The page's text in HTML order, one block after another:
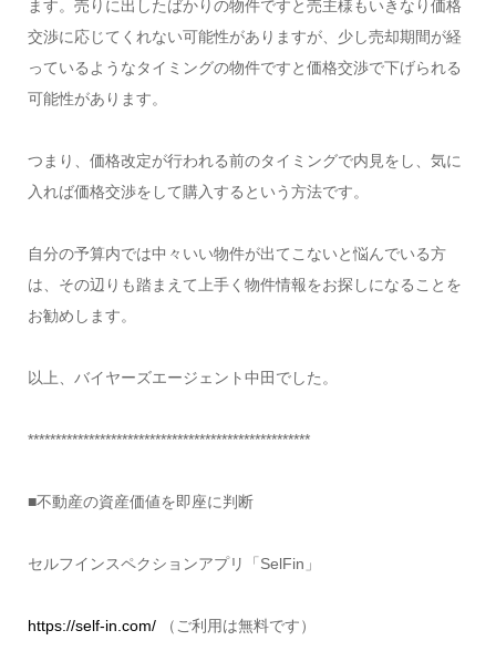
ます。売りに出したばかりの物件ですと売主様もいきなり価格
交渉に応じてくれない可能性がありますが、少し売却期間が経
っているようなタイミングの物件ですと価格交渉で下げられる
可能性があります。
つまり、価格改定が行われる前のタイミングで内見をし、気に
入れば価格交渉をして購入するという方法です。
自分の予算内では中々いい物件が出てこないと悩んでいる方
は、その辺りも踏まえて上手く物件情報をお探しになることを
お勧めします。
以上、バイヤーズエージェント中田でした。
***************************************************
■不動産の資産価値を即座に判断
セルフインスペクションアプリ「SelFin」
https://self-in.com/（ご利用は無料です）